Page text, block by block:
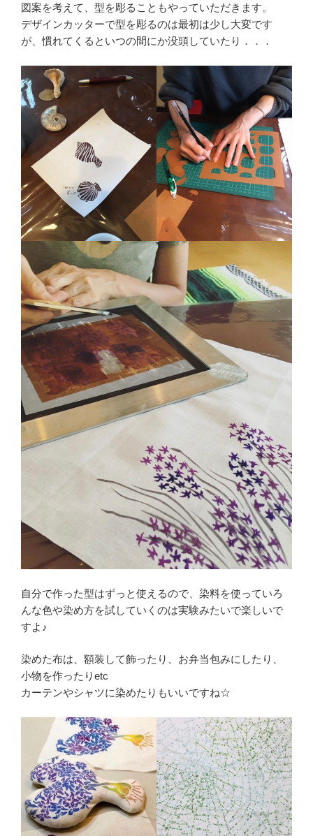
図案を考えて、型を彫ることもやっていただきます。
デザインカッターで型を彫るのは最初は少し大変です
が、慣れてくるといつの間にか没頭していたり．．．
自分で作った型はずっと使えるので、染料を使っていろ
んな色や染め方を試していくのは実験みたいで楽しいで
すよ♪
染めた布は、額装して飾ったり、お弁当包みにしたり、
小物を作ったりetc
カーテンやシャツに染めたりもいいですね☆